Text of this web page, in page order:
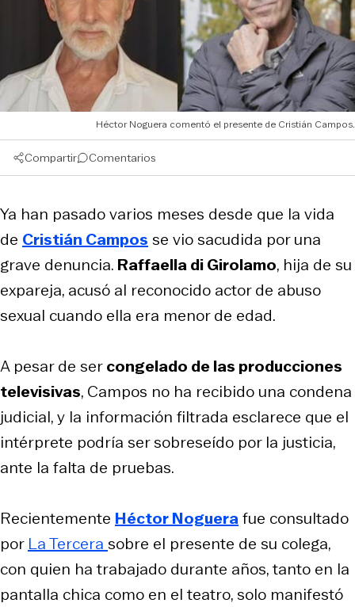
Héctor Noguera comentó el presente de Cristián Campos.
Compartir Comentarios
Ya han pasado varios meses desde que la vida
de Cristián Campos se vio sacudida por una
grave denuncia. Raffaella di Girolamo, hija de su
expareja, acusó al reconocido actor de abuso
sexual cuando ella era menor de edad.
A pesar de sercongelado de las producciones
televisivas, Campos no ha recibido una condena
judicial, y la información filtrada esclarece que el
intérprete podría ser sobreseído por la justicia,
ante la falta de pruebas.
Recientemente Héctor Noguerafue consultado
por La Tercera sobre el presente de su colega,
con quien ha trabajado durante años, tanto en la
pantalla chica como en el teatro, solo manifestó